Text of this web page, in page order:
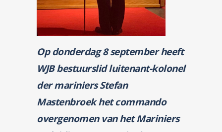
Op donderdag 8 september heeft
WJB bestuurslid luitenant-kolonel
der mariniers Stefan
Mastenbroek het commando
overgenomen van het Mariniers